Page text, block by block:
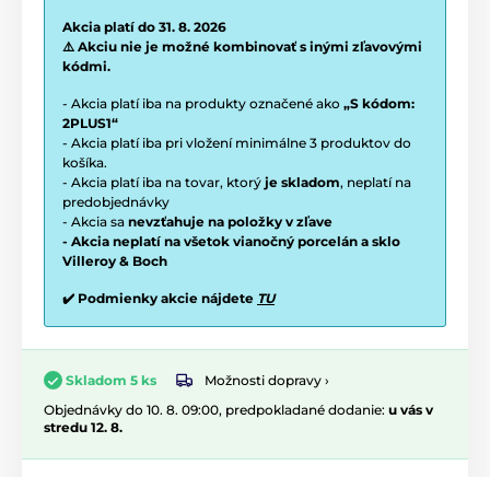
Akcia platí do 31. 8. 2026
⚠️ Akciu nie je možné kombinovať s inými zľavovými
kódmi.
- Akcia platí iba na produkty označené ako „S kódom:
2PLUS1“
- Akcia platí iba pri vložení minimálne 3 produktov do
košíka.
- Akcia platí iba na tovar, ktorý je skladom, neplatí na
predobjednávky
- Akcia sa nevzťahuje na položky v zľave
- Akcia neplatí na všetok vianočný porcelán a sklo
Villeroy & Boch
✔️ Podmienky akcie nájdete TU
Skladom 5 ks
Možnosti dopravy ›
Objednávky do 10. 8. 09:00, predpokladané dodanie: u vás v
stredu 12. 8.